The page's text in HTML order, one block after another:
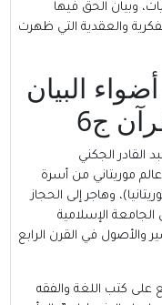
وبيان الحق فيها
والعقدية التي ظهرت
البيان
ج6
القادر الجكني
موريتاني من أسرة
شنقيط (موريتانيا)، وهاجر إلى الحجاز
الإسلامية
والأصول في القرن الرابع
على كتب اللغة والفقه